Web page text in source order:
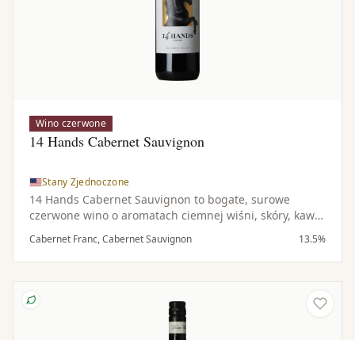
Wino czerwone
14 Hands Cabernet Sauvignon
Stany Zjednoczone
14 Hands Cabernet Sauvignon to bogate, surowe
czerwone wino o aromatach ciemnej wiśni, skóry, kawy
i subtelnych nut korzennych. W ustach jest pełne i
ciemne, z nutami tytoniu, dopełnione odrobiną
korzennego dębu i podkreślone wyrafinowanymi
Cabernet Franc, Cabernet Sauvignon 13.5%